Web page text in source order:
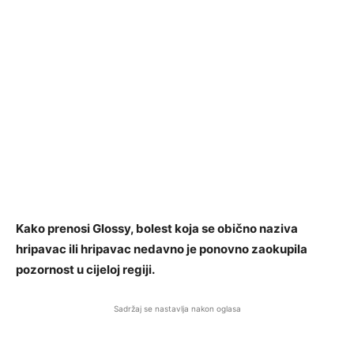
Kako prenosi Glossy, bolest koja se obično naziva
hripavac ili hripavac nedavno je ponovno zaokupila
pozornost u cijeloj regiji.
Sadržaj se nastavlja nakon oglasa